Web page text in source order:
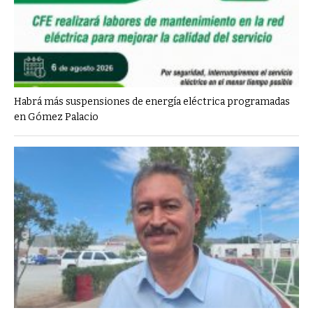
Habrá más suspensiones de energía eléctrica programadas
en Gómez Palacio